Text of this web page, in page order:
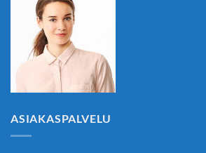
ASIAKASPALVELU